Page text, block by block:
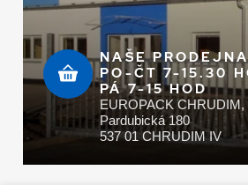
NAŠE
PO-ČT 7-15.30
PÁ 7-15 HOD
EUROPACK CHRUDIM,
Pardubická 180
537 01 CHRUDIM IV